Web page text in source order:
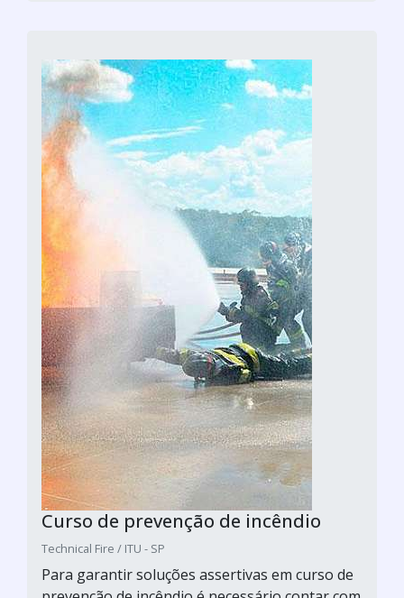
Curso de prevenção de incêndio
Technical Fire / ITU - SP
Para garantir soluções assertivas em curso de